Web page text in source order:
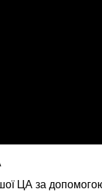
ЦА за допомогою